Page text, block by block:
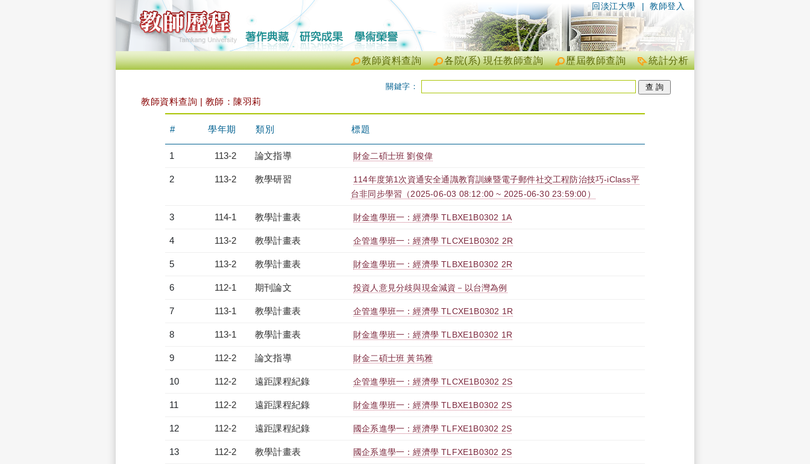
| 教師登入
回淡江大學
統計分析
歷屆教師查詢
各院(系) 現任教師查詢
教師資料查詢
關鍵字：
教師資料查詢 | 教師：陳羽莉
# 學年期 類別 標題
1 113-2 論文指導 財金二碩士班 劉俊偉
2 113-2 教學研習
114年度第1次資通安全通識教育訓練暨電子郵件社交工程防治技巧-iClass平
台非同步學習（2025-06-03 08:12:00 ~ 2025-06-30 23:59:00）
3 114-1 教學計畫表 財金進學班一：經濟學 TLBXE1B0302 1A
4 113-2 教學計畫表 企管進學班一：經濟學 TLCXE1B0302 2R
5 113-2 教學計畫表 財金進學班一：經濟學 TLBXE1B0302 2R
6 112-1 期刊論文 投資人意見分歧與現金減資－以台灣為例
7 113-1 教學計畫表 企管進學班一：經濟學 TLCXE1B0302 1R
8 113-1 教學計畫表 財金進學班一：經濟學 TLBXE1B0302 1R
9 112-2 論文指導 財金二碩士班 黃筠雅
10 112-2 遠距課程紀錄 企管進學班一：經濟學 TLCXE1B0302 2S
11 112-2 遠距課程紀錄 財金進學班一：經濟學 TLBXE1B0302 2S
12 112-2 遠距課程紀錄 國企系進學一：經濟學 TLFXE1B0302 2S
13 112-2 教學計畫表 國企系進學一：經濟學 TLFXE1B0302 2S